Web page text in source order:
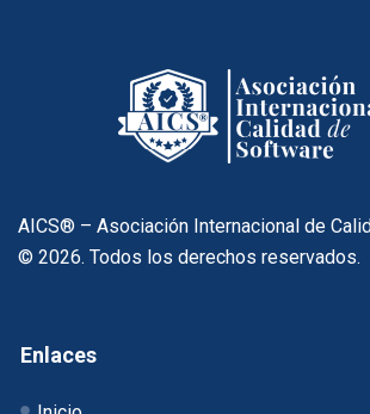
AICS® – Asociación Internacional de
© 2026. Todos los derechos reservados.
Enlaces